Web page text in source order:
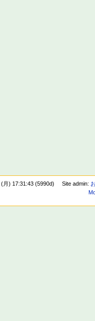
月) 17:31:43 (5990d) Site admin: